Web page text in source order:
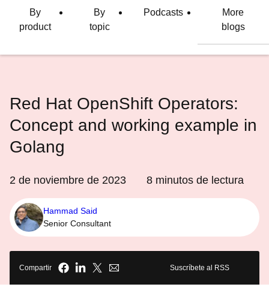
idiomaBy
product
By
topic
Podcasts
More
blogs
Red Hat OpenShift Operators:
Concept and working example in
Golang
2 de noviembre de 2023 8 minutos de lectura
Hammad Said
Senior Consultant
Compartir Suscríbete al RSS